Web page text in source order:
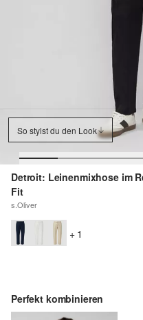
So stylst du den Look
Detroit: Leinenmixhose im
Fit
s.Oliver
+ 1
Perfekt kombinieren